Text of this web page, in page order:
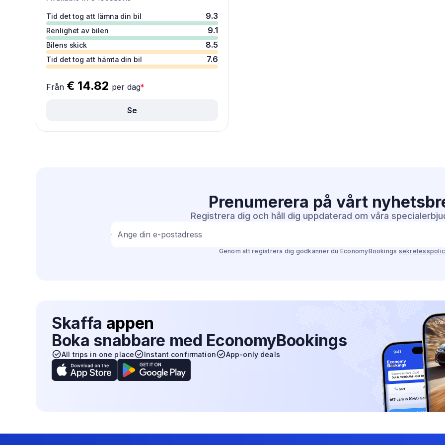
Tid det tog att lämna din bil 9.3
Renlighet av bilen 9.1
Bilens skick 8.5
Tid det tog att hämta din bil 7.6
Från € 14.82 per dag*
Se
Prenumerera på vårt
Registrera dig och håll dig uppdaterad om våra
Ange din e-postadress
Genom att registrera dig godkänner du EconomyBookings
Skaffa appen
Boka snabbare med EconomyBookings
All trips in one place Instant confirmation App-only deals